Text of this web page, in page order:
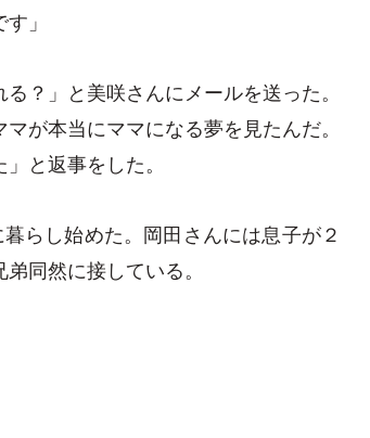
」
？」と美咲さんにメールを送った。
が本当にママになる夢を見たんだ。
と返事をした。
らし始めた。岡田さんには息子が２
同然に接している。